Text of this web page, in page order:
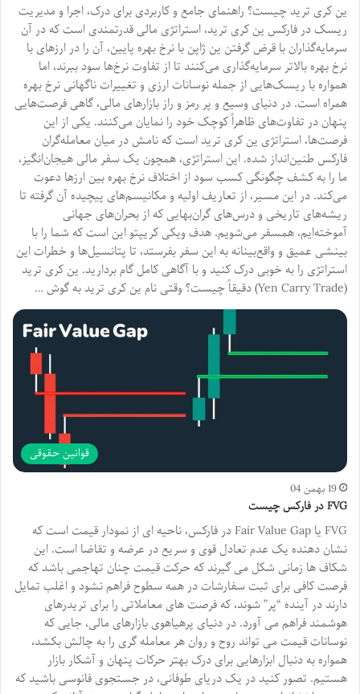
ین کری ترید چیست؟ راهنمای جامع و کاربردی برای درک، اجرا و مدیریت
ریسک در فارکس ین کری ترید، استراتژی مالی قدرتمندی است که در آن
سرمایه‌گذاران با قرض گرفتن ین ژاپن با نرخ بهره پایین، آن را در ارزهای با
نرخ بهره بالاتر سرمایه‌گذاری می‌کنند تا از تفاوت نرخ‌ها سود ببرند، اما
همواره با ریسک‌هایی از جمله نوسانات ارزی و تغییرات ناگهانی نرخ بهره
همراه است. در دنیای وسیع و پر رمز و راز بازارهای مالی، گاهی فرصت‌هایی
پنهان در تفاوت‌های ظاهراً کوچک خود را نمایان می‌کنند. یکی از این
فرصت‌ها، استراتژی ین کری ترید است که نامش در میان معامله‌گران
فارکس طنین‌انداز شده. این استراتژی، همچون یک سفر مالی هیجان‌انگیز،
ما را به کشف چگونگی کسب سود از اختلاف نرخ بهره بین ارزها دعوت
می‌کند. در این مسیر، از تعاریف اولیه و مکانیسم‌های پیچیده آن گرفته تا
ریشه‌های تاریخی و درس‌های گران‌بهایی که از بحران‌های جهانی
آموخته‌ایم، همسفر می‌شویم. هدف ویکی کریپتو این است که شما را با
بینشی عمیق و واقع‌بینانه به این سفر بفرستد، تا پتانسیل‌ها و خطرات این
استراتژی را به خوبی درک کنید و با آگاهی کامل گام بردارید. ین کری ترید
(Yen Carry Trade) دقیقاً چیست؟ وقتی نام ین کری ترید به گوش …
قوانین حقوقی
19 بهمن 04
FVG در فارکس چیست
FVG یا Fair Value Gap در فارکس، ناحیه ای از نمودار قیمت است که
نشان دهنده یک عدم تعادل قوی و سریع در عرضه و تقاضا است. این
شکاف ها زمانی شکل می گیرند که حرکت قیمت چنان تهاجمی باشد که
فرصت کافی برای ثبت سفارشات در همه سطوح فراهم نشود و اغلب تمایل
دارند در آینده “پر” شوند، که فرصت های معاملاتی را برای تریدرهای
هوشمند فراهم می آورد. در دنیای پرهیاهوی بازارهای مالی، جایی که
نوسانات قیمت می تواند روح و روان هر معامله گری را به چالش بکشد،
همواره به دنبال ابزارهایی برای درک بهتر حرکات پنهان و آشکار بازار
هستیم. تصور کنید در یک دریای طوفانی، در جستجوی فانوسی باشید که